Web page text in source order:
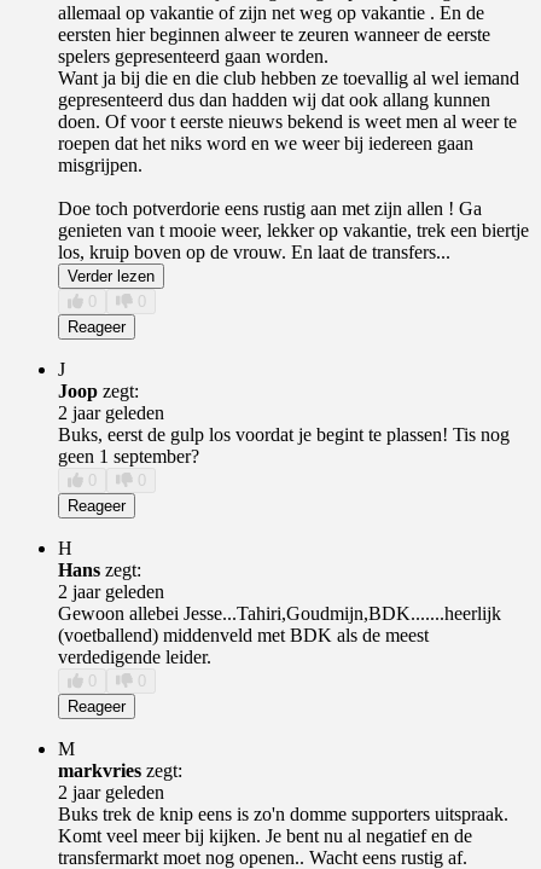
allemaal op vakantie of zijn net weg op vakantie . En de
eersten hier beginnen alweer te zeuren wanneer de eerste
spelers gepresenteerd gaan worden.
Want ja bij die en die club hebben ze toevallig al wel iemand
gepresenteerd dus dan hadden wij dat ook allang kunnen
doen. Of voor t eerste nieuws bekend is weet men al weer te
roepen dat het niks word en we weer bij iedereen gaan
misgrijpen.
Doe toch potverdorie eens rustig aan met zijn allen ! Ga
genieten van t mooie weer, lekker op vakantie, trek een biertje
los, kruip boven op de vrouw. En laat de transfers...
Verder lezen
0
0
Reageer
J
Joop zegt:
2 jaar geleden
Buks, eerst de gulp los voordat je begint te plassen! Tis nog
geen 1 september?
0
0
Reageer
H
Hans zegt:
2 jaar geleden
Gewoon allebei Jesse...Tahiri,Goudmijn,BDK.......heerlijk
(voetballend) middenveld met BDK als de meest
verdedigende leider.
0
0
Reageer
M
markvries zegt:
2 jaar geleden
Buks trek de knip eens is zo'n domme supporters uitspraak.
Komt veel meer bij kijken. Je bent nu al negatief en de
transfermarkt moet nog openen.. Wacht eens rustig af.